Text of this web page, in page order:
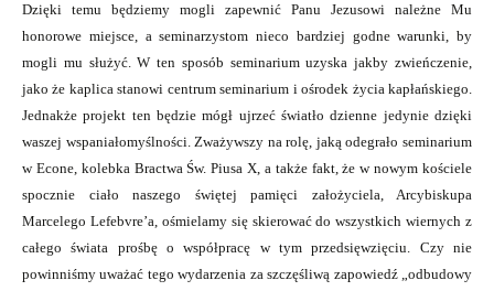
Dzięki temu będziemy mogli zapewnić Panu Jezusowi należne Mu
honorowe miejsce, a seminarzystom nieco bardziej godne warunki, by
mogli mu służyć. W ten sposób seminarium uzyska jakby zwieńczenie,
jako że kaplica stanowi centrum seminarium i ośrodek życia kapłańskiego.
Jednakże projekt ten będzie mógł ujrzeć światło dzienne jedynie dzięki
waszej wspaniałomyślności. Zważywszy na rolę, jaką odegrało seminarium
w Econe, kolebka Bractwa Św. Piusa X, a także fakt, że w nowym kościele
spocznie ciało naszego świętej pamięci założyciela, Arcybiskupa
Marcelego Lefebvre’a, ośmielamy się skierować do wszystkich wiernych z
całego świata prośbę o współpracę w tym przedsięwzięciu. Czy nie
powinniśmy uważać tego wydarzenia za szczęśliwą zapowiedź „odbudowy